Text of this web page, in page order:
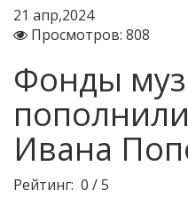
21 апр,2024
Просмотров: 808
Фонды
Ивана
Рейтинг: 0 /5